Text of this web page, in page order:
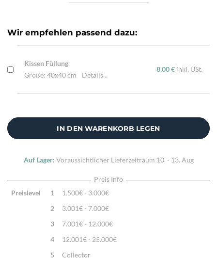
Wir empfehlen passend dazu:
Kissen Füllung
Größe: 40x40 cm
Details...
8,00 € inkl. USt.
IN DEN WARENKORB LEGEN
Auf Lager: Voraussichtlicher Lieferzeitraum 10. - 13. Aug
Preis Info
Preislevel
1
1.500€ - 3.000€
2
3.001€ - 7.000€
3
7.001€ - 12.000€
4
12.001€ - 25.000€
5
Collector